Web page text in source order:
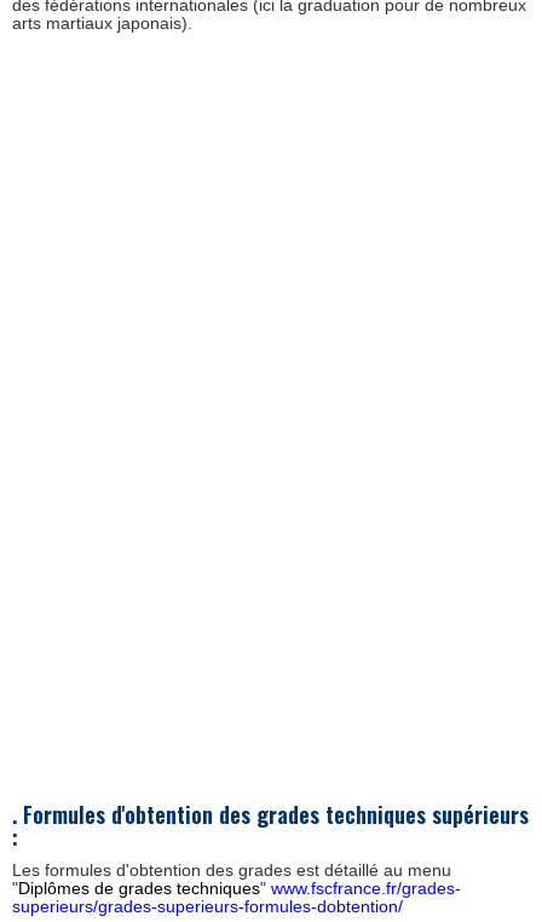
des fédérations internationales (ici la graduation pour de nombreux
arts martiaux japonais).
. Formules d'obtention des grades techniques supérieurs
:
Les formules d'obtention des grades est détaillé au menu
"Diplômes de grades techniques" www.fscfrance.fr/grades-
superieurs/grades-superieurs-formules-dobtention/